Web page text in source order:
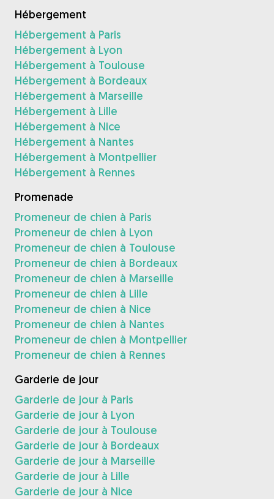
Hébergement
Hébergement à Paris
Hébergement à Lyon
Hébergement à Toulouse
Hébergement à Bordeaux
Hébergement à Marseille
Hébergement à Lille
Hébergement à Nice
Hébergement à Nantes
Hébergement à Montpellier
Hébergement à Rennes
Promenade
Promeneur de chien à Paris
Promeneur de chien à Lyon
Promeneur de chien à Toulouse
Promeneur de chien à Bordeaux
Promeneur de chien à Marseille
Promeneur de chien à Lille
Promeneur de chien à Nice
Promeneur de chien à Nantes
Promeneur de chien à Montpellier
Promeneur de chien à Rennes
Garderie de jour
Garderie de jour à Paris
Garderie de jour à Lyon
Garderie de jour à Toulouse
Garderie de jour à Bordeaux
Garderie de jour à Marseille
Garderie de jour à Lille
Garderie de jour à Nice